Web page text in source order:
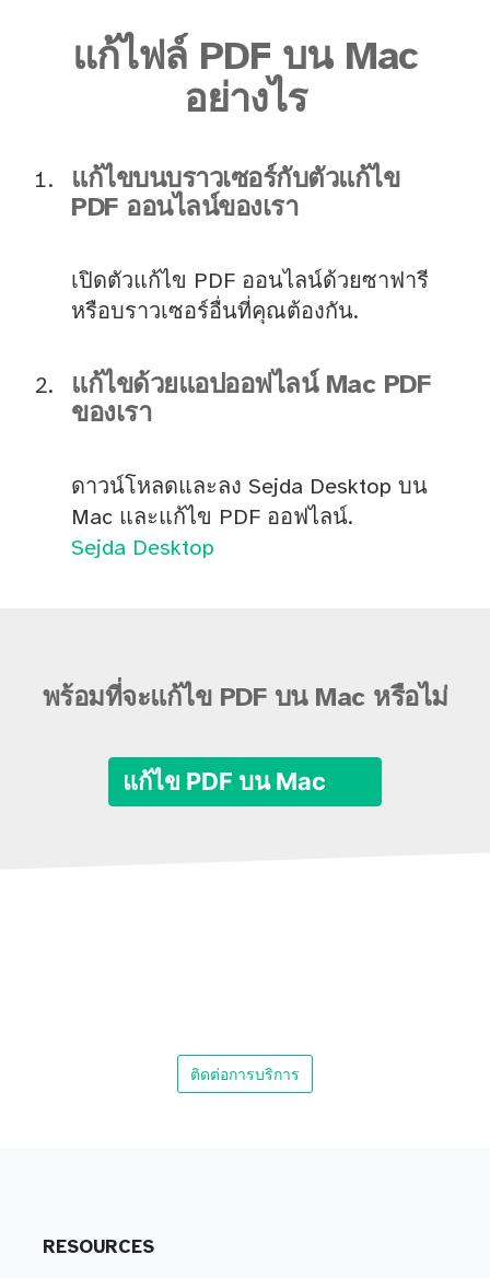
แก้ไฟล์ PDF บน Mac
อย่างไร
แก้ไขบนบราวเซอร์กับตัวแก้ไข
PDF ออนไลน์ของเรา
เปิดตัวแก้ไข PDF ออนไลน์ด้วยซาฟารี
หรือบราวเซอร์อื่นที่คุณต้องกัน.
แก้ไขด้วยแอปออฟไลน์ Mac PDF
ของเรา
ดาวน์โหลดและลง Sejda Desktop บน
Mac และแก้ไข PDF ออฟไลน์.
Sejda Desktop
พร้อมที่จะแก้ไข PDF บน Mac หรือไม่
แก้ไข PDF บน Mac
ติดต่อการบริการ
RESOURCES